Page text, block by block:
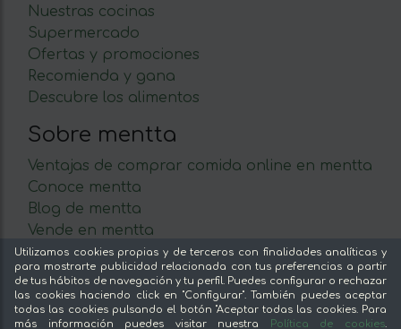
Nuestras cocinas
Supermercado
Ofertas y promociones
Recomienda y gana
Descubre los alimentos
Sobre mentta
Ventajas de comprar comida online en mentta
Conoce mentta
Blog de mentta
Vende en mentta
Fidelización
Preguntas frecuentes
Legal
Utilizamos cookies propias y de terceros con finalidades analíticas y
para mostrarte publicidad relacionada con tus preferencias a partir
de tus hábitos de navegación y tu perfil. Puedes configurar o rechazar
las cookies haciendo click en "Configurar". También puedes aceptar
todas las cookies pulsando el botón "Aceptar todas las cookies. Para
más información puedes visitar nuestra
Política de cookies.